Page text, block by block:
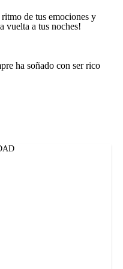
ritmo de tus emociones y
vuelta a tus noches!
ha soñado con ser rico